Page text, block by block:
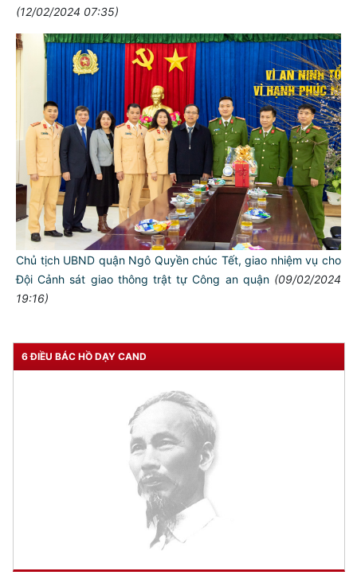
(12/02/2024 07:35)
Chủ tịch UBND quận Ngô Quyền chúc Tết, giao nhiệm vụ cho
Đội Cảnh sát giao thông trật tự Công an quận (09/02/2024
19:16)
6 ĐIỀU BÁC HỒ DẠY CAND